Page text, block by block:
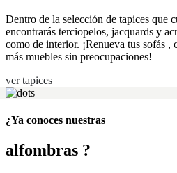
Dentro de la selección de tapices que
encontrarás terciopelos, jacquards y
como de interior. ¡Renueva tus sofás ,
más muebles sin preocupaciones!
ver tapices
¿Ya conoces nuestras
alfombras ?